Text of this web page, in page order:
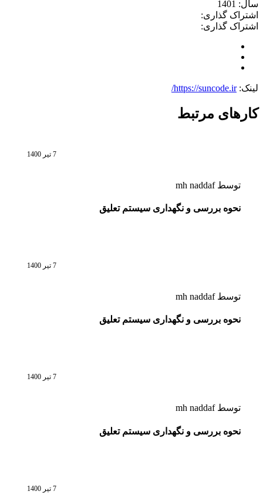
سال: 1401
اشتراک گذاری:
اشتراک گذاری:
لینک: https://suncode.ir/
کارهای مرتبط
توسط mh naddaf
نحوه بررسی و نگهداری سیستم تعلیق
توسط mh naddaf
نحوه بررسی و نگهداری سیستم تعلیق
توسط mh naddaf
نحوه بررسی و نگهداری سیستم تعلیق